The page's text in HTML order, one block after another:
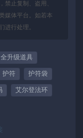
禁止复制、盗用、
媒体平台。如若本
进行处理。
全升级道具
护符 护符袋
艾尔登法环